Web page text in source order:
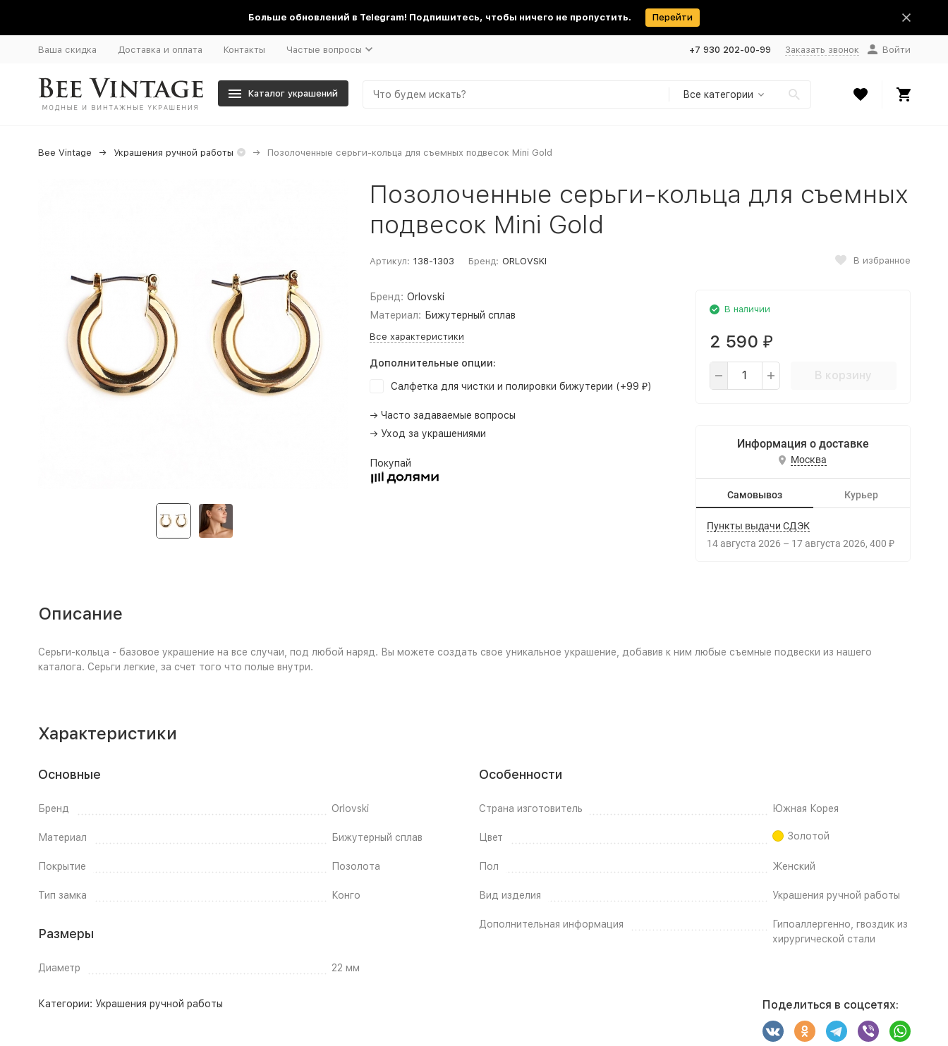
Больше обновлений в Telegram! Подпишитесь, чтобы ничего не пропустить. Перейти
Ваша скидка Доставка и оплата Контакты Частые вопросы +7 930 202-00-99 Заказать звонок Войти
Каталог украшений Все категории
Bee Vintage Украшения ручной работы Позолоченные серьги-кольца для съемных подвесок Mini Gold
Позолоченные серьги-кольца для съемных
подвесок Mini Gold
Артикул: 138-1303 Бренд: ORLOVSKI В избранное
Бренд: Orlovski
Материал: Бижутерный сплав
Все характеристики
Дополнительные опции:
Салфетка для чистки и полировки бижутерии (+99 ₽)
→ Часто задаваемые вопросы
→ Уход за украшениями
Покупай
В наличии
2 590 ₽
В корзину
Информация о доставке
Москва
Самовывоз Курьер
Пункты выдачи СДЭК
14 августа 2026 – 17 августа 2026 400 ₽
Описание
Серьги-кольца - базовое украшение на все случаи, под любой наряд. Вы можете создать свое уникальное украшение, добавив к ним любые съемные подвески из нашего
каталога. Серьги легкие, за счет того что полые внутри.
Характеристики
Основные
Бренд Orlovski
Материал Бижутерный сплав
Покрытие Позолота
Тип замка Конго
Размеры
Диаметр 22 мм
Особенности
Страна изготовитель Южная Корея
Цвет Золотой
Пол Женский
Вид изделия Украшения ручной работы
Дополнительная информация
Гипоаллергенно, гвоздик из
хирургической стали
Категории: Украшения ручной работы Поделиться в соцсетях: